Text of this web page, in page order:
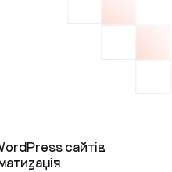
сайтів